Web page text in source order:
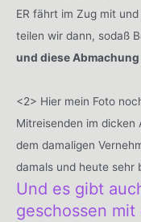
ER fährt im Zug mit
teilen wir dann, sodaß
und diese
<2> Hier mein Foto
Mitreisenden im dicken
dem damaligen
damals und heute sehr
Und es gibt
geschossen